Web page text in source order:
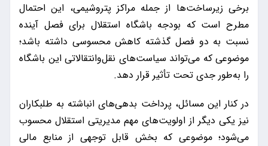
برخی زیرساخت‌ها از جمله مراکز پتروشیمی، این احتمال
مطرح است که بودجه باشگاه استقلال برای فصل آینده
نسبت به دو فصل گذشته کاهش محسوسی داشته باشد؛
موضوعی که می‌تواند سیاست‌های نقل‌وانتقالاتی این باشگاه
را به‌طور جدی تحت تأثیر قرار دهد.
در کنار این مسائل، پرداخت بدهی‌های انباشته به طلبکاران
نیز یکی دیگر از اولویت‌های مهم مدیریتی استقلال محسوب
می‌شود؛ موضوعی که بخش قابل توجهی از منابع مالی